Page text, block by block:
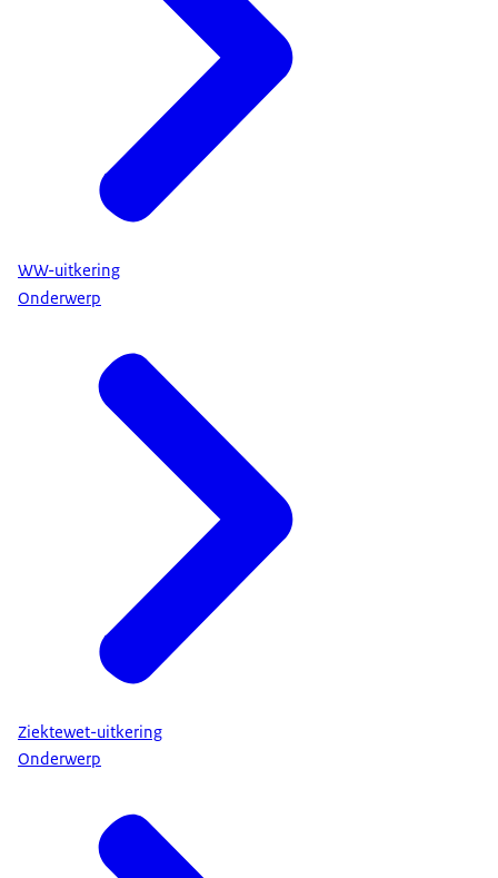
WW-uitkering
Onderwerp
Ziektewet-uitkering
Onderwerp